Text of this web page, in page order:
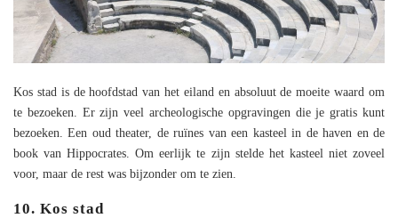
Kos stad is de hoofdstad van het eiland en absoluut de moeite waard om
te bezoeken. Er zijn veel archeologische opgravingen die je gratis kunt
bezoeken. Een oud theater, de ruïnes van een kasteel in de haven en de
book van Hippocrates. Om eerlijk te zijn stelde het kasteel niet zoveel
voor, maar de rest was bijzonder om te zien.
10. Kos stad